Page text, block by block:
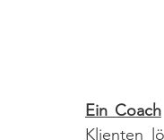
Ein Coach
Klienten